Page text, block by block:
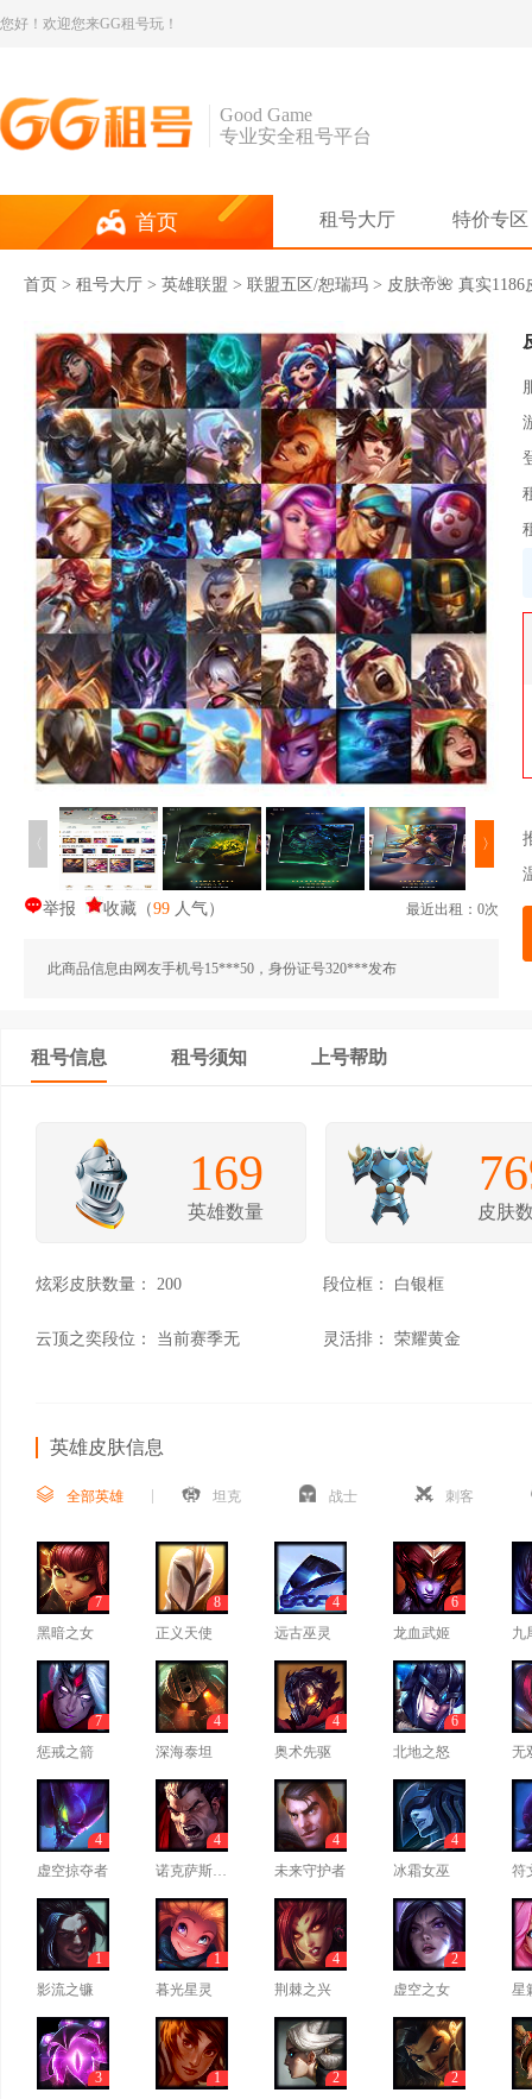
您好！欢迎您来GG租号玩！
Good Game
专业安全租号平台
首页 租号大厅 特价专区
首页 > 租号大厅 > 英雄联盟 > 联盟五区/恕瑞玛 > 皮肤帝🌺 真实
〈 〉
举报 收藏 （99 人气） 最近出租：0次
此商品信息由网友手机号15***50，身份证号320***发布
租号信息 租号须知 上号帮助
169
英雄数量 皮肤
炫彩皮肤数量： 200 段位框： 白银框
云顶之奕段位： 当前赛季无 灵活排： 荣耀黄金
英雄皮肤信息
全部英雄 坦克 战士 刺客
黑暗之女
7
正义天使
8
远古巫灵
4
龙血武姬
6
九
惩戒之箭
7
深海泰坦
4
奥术先驱
4
北地之怒
6
无
虚空掠夺者
4
诺克萨斯之手
4
未来守护者
4
冰霜女巫
4
符
影流之镰
1
暮光星灵
1
荆棘之兴
4
虚空之女
2
星
3
1
2
2